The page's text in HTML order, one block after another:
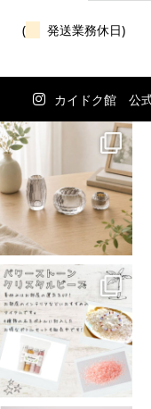
( 発送業務休日)
カイドク館 公